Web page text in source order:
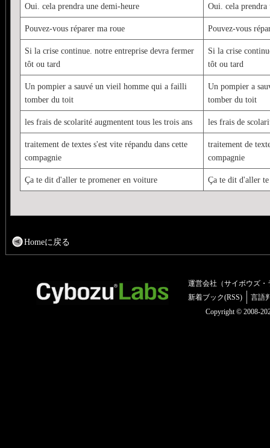
Oui. cela prendra une demi-heure Oui. cela prendra
Pouvez-vous réparer ma roue Pouvez-vous
Si la crise continue. notre entreprise devra fermer
tôt ou tard
Si la crise
tôt ou tard
Un pompier a sauvé un vieil homme qui a failli
tomber du toit
Un pompier a
tomber du toit
les frais de scolarité augmentent tous les trois ans les frais de
traitement de textes s'est vite répandu dans cette
compagnie
traitement de
compagnie
Ça te dit d'aller te promener en voiture Ça te dit d'aller
Homeに戻る
運営会社（サイボウズ・
新着ブック(RSS)
言語
Copyright © 2008-